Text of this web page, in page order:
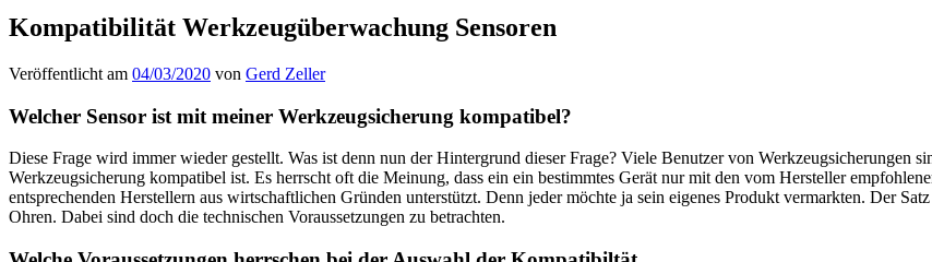
Kompatibilität Werkzeugüberwachung Sensoren
Veröffentlicht am 04/03/2020 von Gerd Zeller
Welcher Sensor ist mit meiner Werkzeugsicherung kompatibel?
Diese Frage wird immer wieder gestellt. Was ist denn nun der Hintergrund dieser Frage? Viele Benutzer von Werkzeugsicherungen
Werkzeugsicherung kompatibel ist. Es herrscht oft die Meinung, dass ein ein bestimmtes Gerät nur mit den vom Hersteller
entsprechenden Herstellern aus wirtschaftlichen Gründen unterstützt. Denn jeder möchte ja sein eigenes Produkt vermarkten. Der
Ohren. Dabei sind doch die technischen Voraussetzungen zu betrachten.